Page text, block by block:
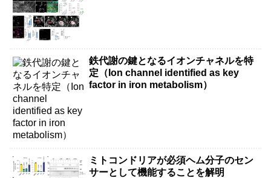
鉄代謝の鍵となるイオンチャネルを特
定（Ion channel identified as key
factor in iron metabolism）
ミトコンドリアが必須ヘム分子のセン
サーとして機能することを解明